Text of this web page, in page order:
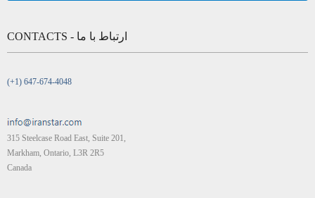
CONTACTS - ارتباط با ما
(+1) 647-674-4048
315 Steelcase Road East, Suite 201,
Markham, Ontario, L3R 2R5
Canada